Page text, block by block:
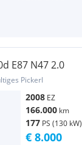
E87 N47 2.0
Pickerl
2008 EZ
166.000 km
177 PS (130 kW)
€ 8.000